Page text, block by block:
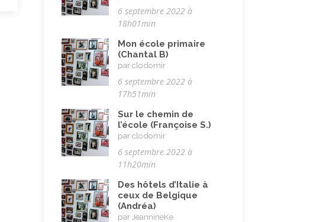
Solitude (8)
Technologie (évolution)
Travail (102)
Vacances (19)
Vie quotidienne (44)
Vieillissement (20)
Voyages (38)
6 septembre 2022 à
18h01min
Mon école primaire
(Chantal B)
par clodomir
6 septembre 2022 à
17h51min
Sur le chemin de
l’école (Françoise S.)
par clodomir
6 septembre 2022 à
11h20min
Des hôtels d’Italie à
ceux de Belgique
(Andréa)
par JeannineKe